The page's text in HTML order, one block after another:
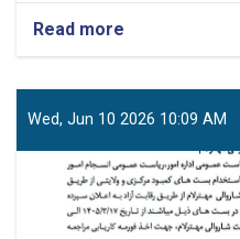
Read more
مهترلام
د
آفمس
بست
اعلان
ته
سپارلی
Wed, Jun 10 2026 10:09 AM